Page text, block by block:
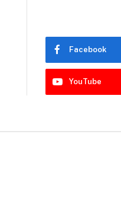
Facebook
YouTube